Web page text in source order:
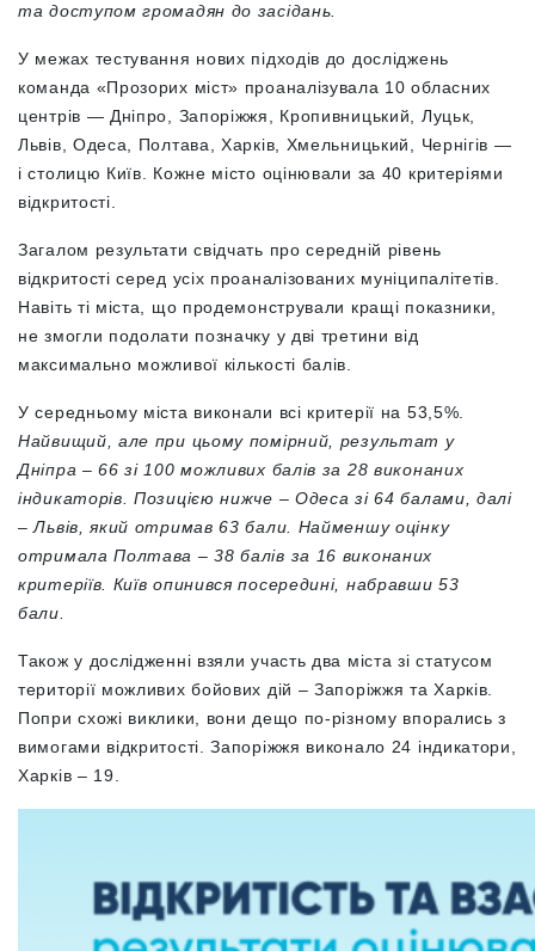
та доступом громадян до засідань.
У межах тестування нових підходів до досліджень
команда «Прозорих міст» проаналізувала 10 обласних
центрів — Дніпро, Запоріжжя, Кропивницький, Луцьк,
Львів, Одеса, Полтава, Харків, Хмельницький, Чернігів —
і столицю Київ. Кожне місто оцінювали за 40 критеріями
відкритості.
Загалом результати свідчать про середній рівень
відкритості серед усіх проаналізованих муніципалітетів.
Навіть ті міста, що продемонстрували кращі показники,
не змогли подолати позначку у дві третини від
максимально можливої кількості балів.
У середньому міста виконали всі критерії на 53,5%.
Найвищий, але при цьому помірний, результат у
Дніпра – 66 зі 100 можливих балів за 28 виконаних
індикаторів. Позицією нижче – Одеса зі 64 балами, далі
– Львів, який отримав 63 бали. Найменшу оцінку
отримала Полтава – 38 балів за 16 виконаних
критеріїв. Київ опинився посередині, набравши 53
бали.
Також у дослідженні взяли участь два міста зі статусом
території можливих бойових дій – Запоріжжя та Харків.
Попри схожі виклики, вони дещо по-різному впорались з
вимогами відкритості. Запоріжжя виконало 24 індикатори,
Харків – 19.